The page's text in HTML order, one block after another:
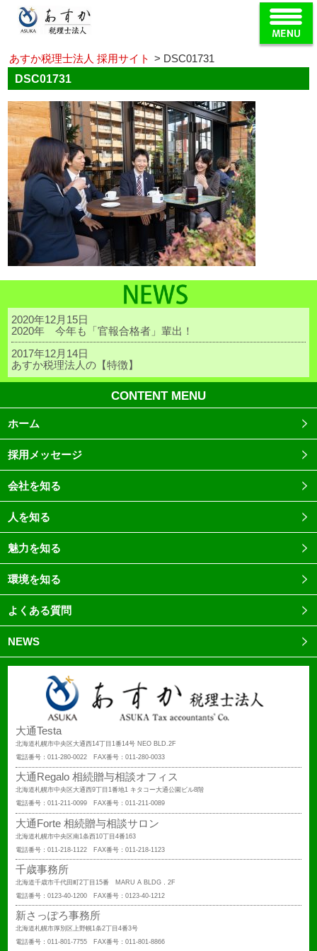
あすか税理士法人 採用サイト > DSC01731
DSC01731
2020年12月15日
2020年 今年も「官報合格者」輩出！
2017年12月14日
あすか税理法人の【特徴】
CONTENT MENU
ホーム
採用メッセージ
会社を知る
人を知る
魅力を知る
環境を知る
よくある質問
NEWS
大通Testa
北海道札幌市中央区大通西14丁目1番14号 NEO BLD.2F
電話番号：011-280-0022 FAX番号：011-280-0033
大通Regalo 相続贈与相談オフィス
北海道札幌市中央区大通西9丁目1番地1 キタコー大通公園ビル8階
電話番号：011-211-0099 FAX番号：011-211-0089
大通Forte 相続贈与相談サロン
北海道札幌市中央区南1条西10丁目4番163
電話番号：011-218-1122 FAX番号：011-218-1123
千歳事務所
北海道千歳市千代田町2丁目15番 MARU A BLDG．2F
電話番号：0123-40-1200 FAX番号：0123-40-1212
新さっぽろ事務所
北海道札幌市厚別区上野幌1条2丁目4番3号
電話番号：011-801-7755 FAX番号：011-801-8866